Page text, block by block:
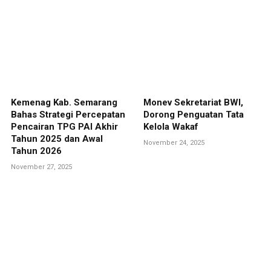
Kemenag Kab. Semarang
Bahas Strategi Percepatan
Pencairan TPG PAI Akhir
Tahun 2025 dan Awal
Tahun 2026
November 27, 2025
Monev Sekretariat BWI,
Dorong Penguatan Tata
Kelola Wakaf
November 24, 2025